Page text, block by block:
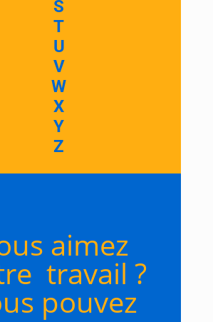
S
T
U
V
W
X
Y
Z
aimez
travail ?
pouvez